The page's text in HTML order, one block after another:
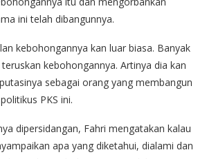
ini telah dibangunnya.
kebohongannya kan luar biasa. Banyak
kebohongannya. Artinya dia kan
sebagai orang yang membangun
PKS ini.
dipersidangan, Fahri mengatakan kalau
apa yang diketahui, dialami dan